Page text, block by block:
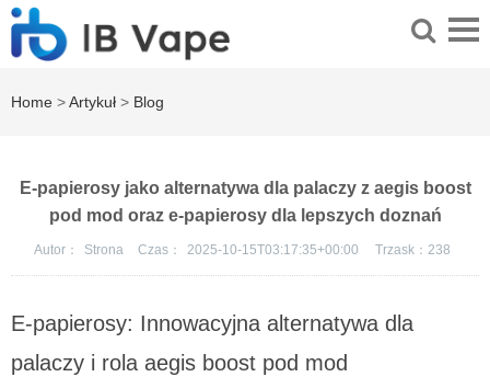
Home >Artykuł > Blog
E-papierosy jako alternatywa dla palaczy z aegis boost
pod mod oraz e-papierosy dla lepszych doznań
Autor： Strona Czas： 2025-10-15T03:17:35+00:00 Trzask： 238
E-papierosy: Innowacyjna alternatywa dla
palaczy i rola aegis boost pod mod